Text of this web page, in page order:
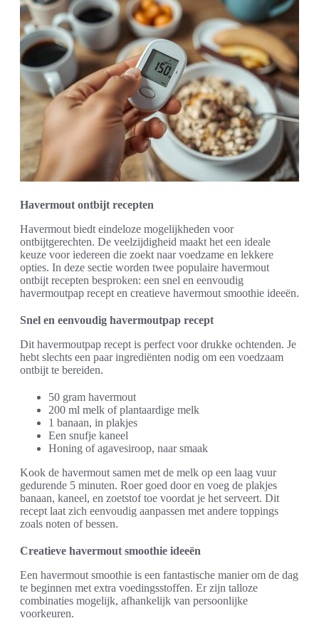
Havermout ontbijt recepten
Havermout biedt eindeloze mogelijkheden voor
ontbijtgerechten. De veelzijdigheid maakt het een ideale
keuze voor iedereen die zoekt naar voedzame en lekkere
opties. In deze sectie worden twee populaire havermout
ontbijt recepten besproken: een snel en eenvoudig
havermoutpap recept en creatieve havermout smoothie ideeën.
Snel en eenvoudig havermoutpap recept
Dit havermoutpap recept is perfect voor drukke ochtenden. Je
hebt slechts een paar ingrediënten nodig om een voedzaam
ontbijt te bereiden.
50 gram havermout
200 ml melk of plantaardige melk
1 banaan, in plakjes
Een snufje kaneel
Honing of agavesiroop, naar smaak
Kook de havermout samen met de melk op een laag vuur
gedurende 5 minuten. Roer goed door en voeg de plakjes
banaan, kaneel, en zoetstof toe voordat je het serveert. Dit
recept laat zich eenvoudig aanpassen met andere toppings
zoals noten of bessen.
Creatieve havermout smoothie ideeën
Een havermout smoothie is een fantastische manier om de dag
te beginnen met extra voedingsstoffen. Er zijn talloze
combinaties mogelijk, afhankelijk van persoonlijke
voorkeuren.